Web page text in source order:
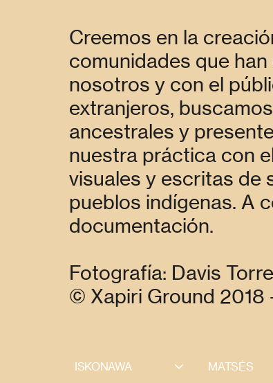
Creemos en la
comunidades que
nosotros y con el
extranjeros,
ancestrales y
nuestra práctica con
visuales y escritas de
pueblos indígenas. A
documentación.
Fotografía: Davis
© Xapiri Ground 2018
ISKONAWA
MATSÉS